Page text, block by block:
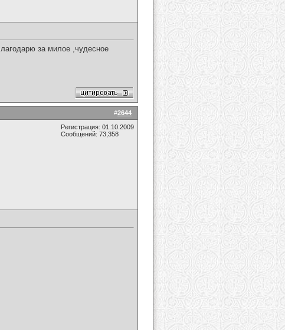
за милое ,чудесное
#2644
Регистрация: 01.10.2009
Сообщений: 73,358